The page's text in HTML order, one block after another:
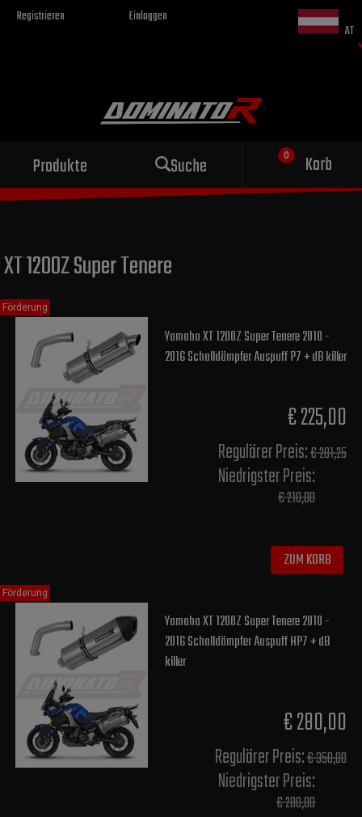
Registrieren Einloggen
AT
Produkte Suche Korb
Sportauspuff
für dein Motorrad
XT 1200Z Super Tenere
Yamaha XT 1200Z Super Tenere 2010 -
2016 Schalldämpfer Auspuff P7 + dB killer
€ 225,00
Regulärer Preis:€ 281,25
Niedrigster Preis:
€ 210,00
ZUM KORB
Förderung
Yamaha XT 1200Z Super Tenere 2010 -
2016 Schalldämpfer Auspuff HP7 + dB
killer
€ 280,00
Regulärer Preis:€ 350,00
Niedrigster Preis:
€ 280,00
Förderung